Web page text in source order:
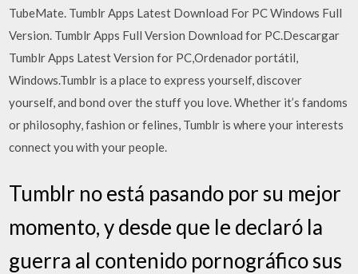
TubeMate. Tumblr Apps Latest Download For PC Windows Full
Version. Tumblr Apps Full Version Download for PC.Descargar
Tumblr Apps Latest Version for PC,Ordenador portátil,
Windows.Tumblr is a place to express yourself, discover
yourself, and bond over the stuff you love. Whether it’s fandoms
or philosophy, fashion or felines, Tumblr is where your interests
connect you with your people.
Tumblr no está pasando por su mejor
momento, y desde que le declaró la
guerra al contenido pornográfico sus